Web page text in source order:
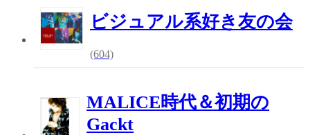
ビジュアル系好き友の会
(604)
MALICE時代＆初期の
Gackt